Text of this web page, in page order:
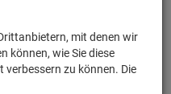
mit denen wir
können, wie Sie diese
verbessern zu können. Die